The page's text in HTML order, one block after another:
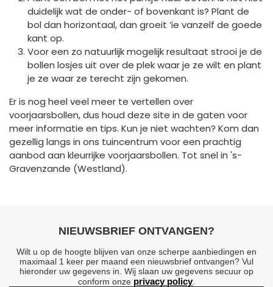
duidelijk wat de onder- of bovenkant is? Plant de
bol dan horizontaal, dan groeit ’ie vanzelf de goede
kant op.
Voor een zo natuurlijk mogelijk resultaat strooi je de
bollen losjes uit over de plek waar je ze wilt en plant
je ze waar ze terecht zijn gekomen.
Er is nog heel veel meer te vertellen over
voorjaarsbollen, dus houd deze site in de gaten voor
meer informatie en tips. Kun je niet wachten? Kom dan
gezellig langs in ons tuincentrum voor een prachtig
aanbod aan kleurrijke voorjaarsbollen. Tot snel in 's-
Gravenzande (Westland).
NIEUWSBRIEF ONTVANGEN?
Wilt u op de hoogte blijven van onze scherpe aanbiedingen en
maximaal 1 keer per maand een nieuwsbrief ontvangen? Vul
hieronder uw gegevens in. Wij slaan uw gegevens secuur op
conform onze privacy policy.